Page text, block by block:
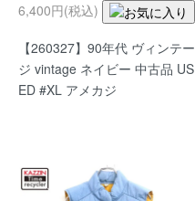
6,400円(税込)
【260327】90年代 ヴィンテー
ジ vintage ネイビー 中古品 US
ED #XL アメカジ